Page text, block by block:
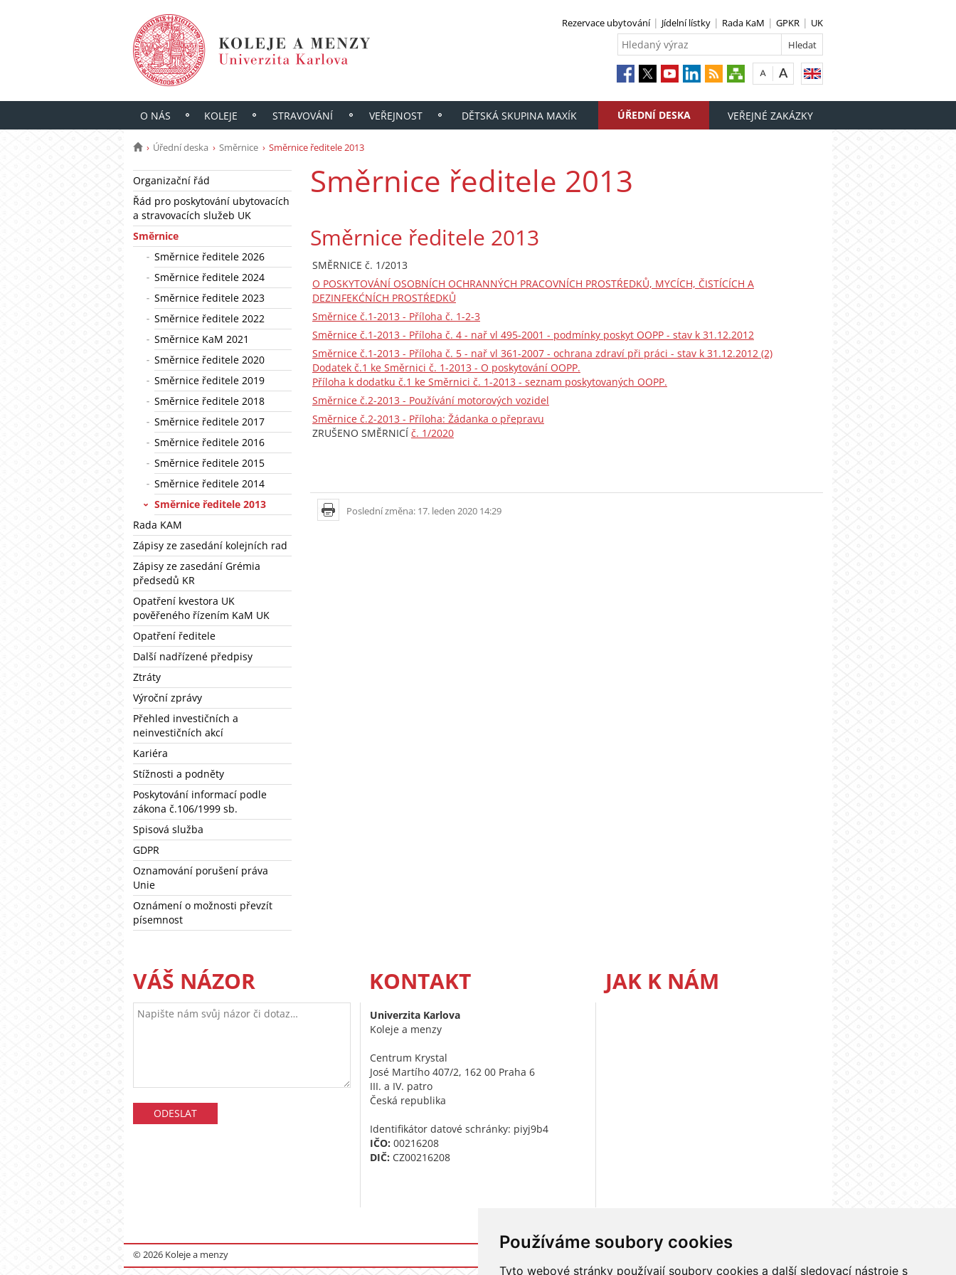
Používáme soubory cookies
Tyto webové stránky používají soubory cookies a další sledovací nástroje s
Rezervace ubytování Jídelní lístky Rada KaM GPKR UK
O NÁS KOLEJE STRAVOVÁNÍ VEŘEJNOST DĚTSKÁ SKUPINA MAXÍK ÚŘEDNÍ DESKA VEŘEJNÉ ZAKÁZKY
Úřední deska Směrnice Směrnice ředitele 2013
Organizační řád
Řád pro poskytování ubytovacích
a stravovacích služeb UK
Směrnice
Směrnice ředitele 2026
Směrnice ředitele 2024
Směrnice ředitele 2023
Směrnice ředitele 2022
Směrnice KaM 2021
Směrnice ředitele 2020
Směrnice ředitele 2019
Směrnice ředitele 2018
Směrnice ředitele 2017
Směrnice ředitele 2016
Směrnice ředitele 2015
Směrnice ředitele 2014
Směrnice ředitele 2013
Rada KAM
Zápisy ze zasedání kolejních rad
Zápisy ze zasedání Grémia
předsedů KR
Opatření kvestora UK
pověřeného řízením KaM UK
Opatření ředitele
Další nadřízené předpisy
Ztráty
Výroční zprávy
Přehled investičních a
neinvestičních akcí
Kariéra
Stížnosti a podněty
Poskytování informací podle
zákona č.106/1999 sb.
Spisová služba
GDPR
Oznamování porušení práva
Unie
Oznámení o možnosti převzít
písemnost
Směrnice ředitele 2013
Směrnice ředitele 2013
SMĚRNICE č. 1/2013
O POSKYTOVÁNÍ OSOBNÍCH OCHRANNÝCH PRACOVNÍCH PROSTŔEDKŮ, MYCÍCH, ČISTÍCÍCH A
DEZINFEKĆNÍCH PROSTŔEDKŮ
Směrnice č.1-2013 - Příloha č. 1-2-3
Směrnice č.1-2013 - Příloha č. 4 - nař vl 495-2001 - podmínky poskyt OOPP - stav k 31.12.2012
Směrnice č.1-2013 - Příloha č. 5 - nař vl 361-2007 - ochrana zdraví při práci - stav k 31.12.2012 (2)
Dodatek č.1 ke Směrnici č. 1-2013 - O poskytování OOPP.
Příloha k dodatku č.1 ke Směrnici č. 1-2013 - seznam poskytovaných OOPP.
Směrnice č.2-2013 - Používání motorových vozidel
Směrnice č.2-2013 - Příloha: Žádanka o přepravu
ZRUŠENO SMĚRNICÍ č. 1/2020
Poslední změna: 17. leden 2020 14:29
VÁŠ NÁZOR KONTAKT
Univerzita Karlova
Koleje a menzy
Centrum Krystal
José Martího 407/2, 162 00 Praha 6
III. a IV. patro
Česká republika
Identifikátor datové schránky: piyj9b4
IČO: 00216208
DIČ: CZ00216208
JAK K NÁM
© 2026 Koleje a menzy Přihlášení do informačního systému UK